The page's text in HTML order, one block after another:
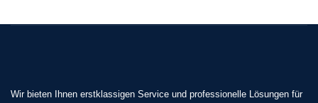
Wir bieten Ihnen erstklassigen Service und professionelle Lösungen für